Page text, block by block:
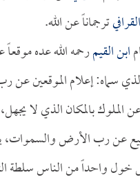
القرافيترجماناً عن الله.
ابن القيمرحمه الله عده
سماه: إعلام الموقعين عن
الملوك بالمكان الذي لا يجهل،
عن رب الأرض والسموات،
واحداً من الناس سلطة